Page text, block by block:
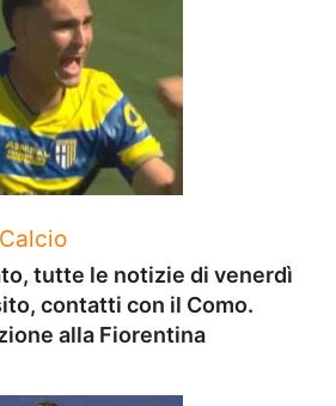
Categorie
Calcio
tutte le notizie di venerdì
contatti con il Como.
alla Fiorentina